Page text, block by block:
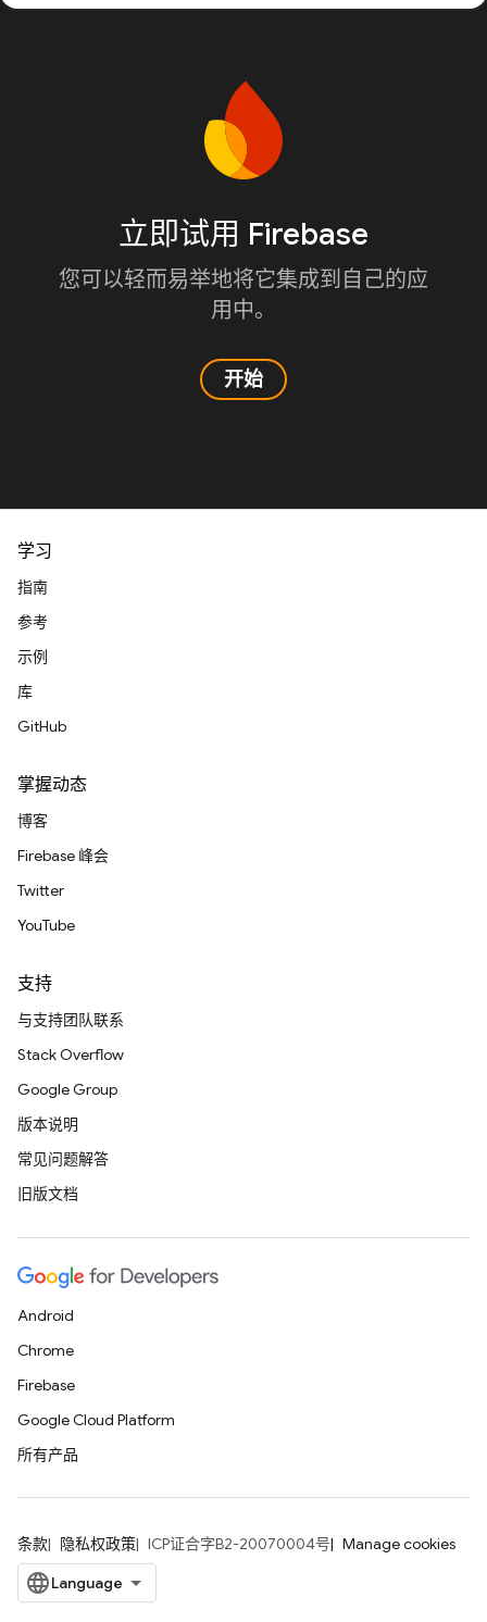
立即试用 Firebase
您可以轻而易举地将它集成到自己的应
用中。
开始
学习
指南
参考
示例
库
GitHub
掌握动态
博客
Firebase 峰会
Twitter
YouTube
支持
与支持团队联系
Stack Overflow
Google Group
版本说明
常见问题解答
旧版文档
Android
Chrome
Firebase
Google Cloud Platform
所有产品
条款 隐私权政策 ICP证合字B2-20070004号 Manage cookies